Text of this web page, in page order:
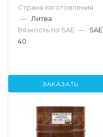
Страна изготовления
— Литва
Вязкость по SAE — SAE
40
ЗАКАЗАТЬ